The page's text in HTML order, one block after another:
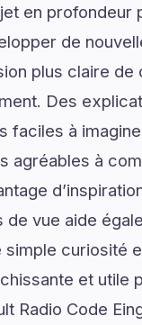
en profondeur
de
plus claire de
Des
faciles à
agréables à
vue aide
curiosité
et utile
Radio Code